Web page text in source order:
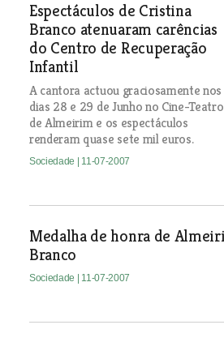
Espectáculos de Cristina
Branco atenuaram carências
do Centro de Recuperação
Infantil
A cantora actuou graciosamente nos
dias 28 e 29 de Junho no Cine-Teatro
de Almeirim e os espectáculos
renderam quase sete mil euros.
Sociedade | 11-07-2007
Medalha de honra de
Branco
Sociedade | 11-07-2007